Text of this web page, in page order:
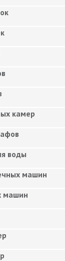
камер
воды
машин
машин